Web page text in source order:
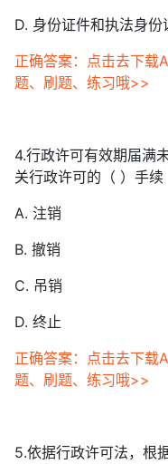
D. 身份证件和执法身份
正确答案：点击去下载
题、刷题、练习哦>>
4.行政许可有效期届满
关行政许可的（ ）手续
A. 注销
B. 撤销
C. 吊销
D. 终止
正确答案：点击去下载
题、刷题、练习哦>>
5.依据行政许可法，根